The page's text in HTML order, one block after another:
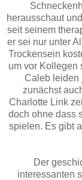
herausschaut
seit seinem
er sei nur unter
Trockensein
um vor Kollegen
Caleb leiden
zunächst
Charlotte Link
doch ohne dass
spielen. Es gibt
Der
interessanten